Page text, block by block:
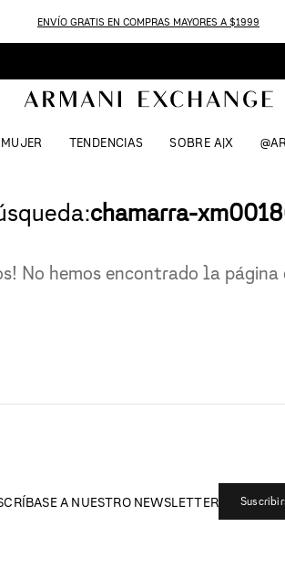
ENVÍO GRATIS EN COMPRAS MAYORES A $1999
MUJER TENDENCIAS SOBRE A|X
chamarra-
No hemos encontrado la página
A NUESTRO NEWSLETTER